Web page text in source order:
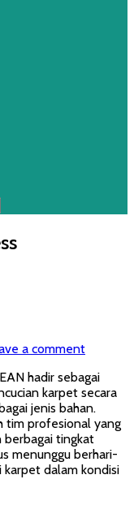
a comment
hadir sebagai
karpet secara
jenis bahan.
tim profesional yang
berbagai tingkat
menunggu berhari-
karpet dalam kondisi